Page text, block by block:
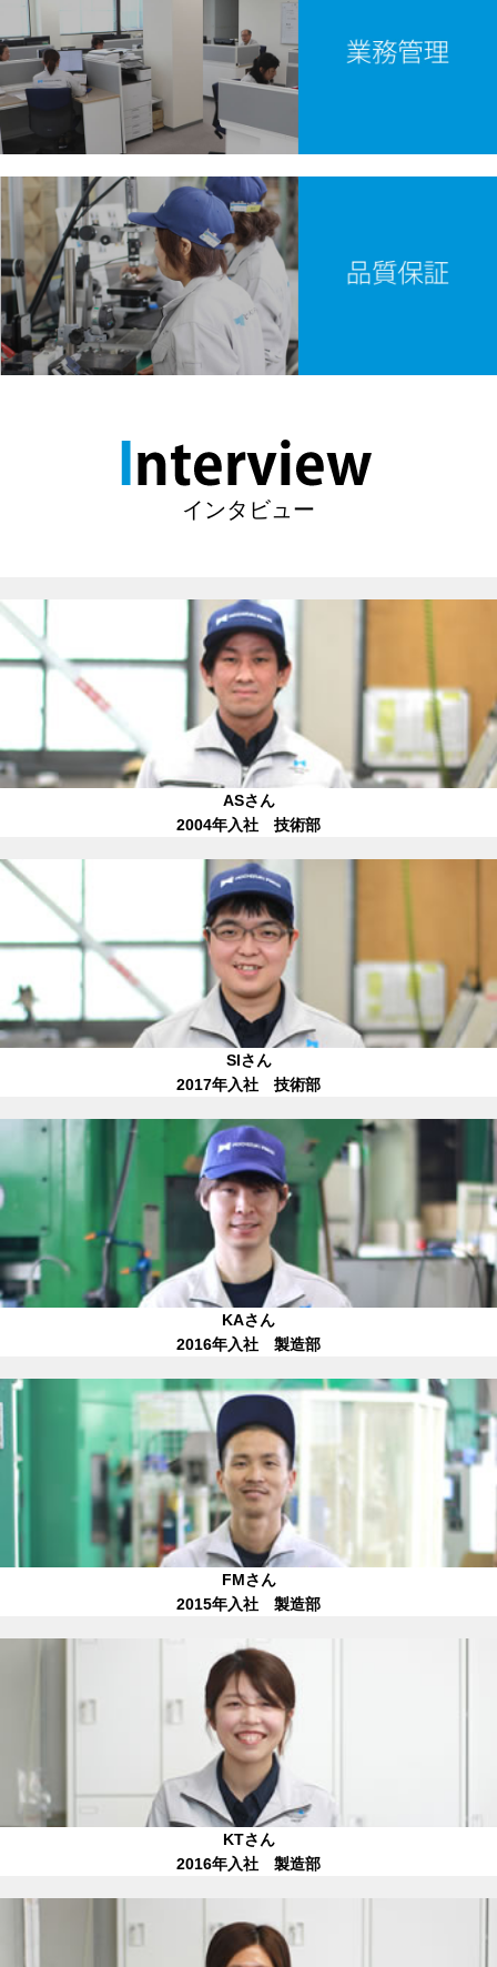
インタビュー
ASさん
2004年入社 技術部
SIさん
2017年入社 技術部
KAさん
2016年入社 製造部
FMさん
2015年入社 製造部
KTさん
2016年入社 製造部